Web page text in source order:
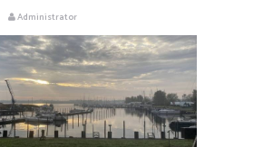
Administrator